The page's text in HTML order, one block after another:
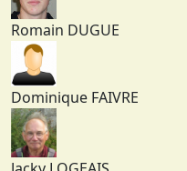
Romain DUGUE
Dominique FAIVRE